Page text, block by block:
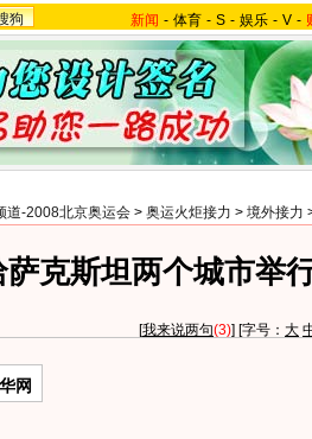
狗 新闻 - 体育 - S - 娱乐 - V -
道-2008北京奥运会 > 奥运火炬接力 > 境外接力
克斯坦两个城市举
[我来说两句(3)] [字号： 大
网